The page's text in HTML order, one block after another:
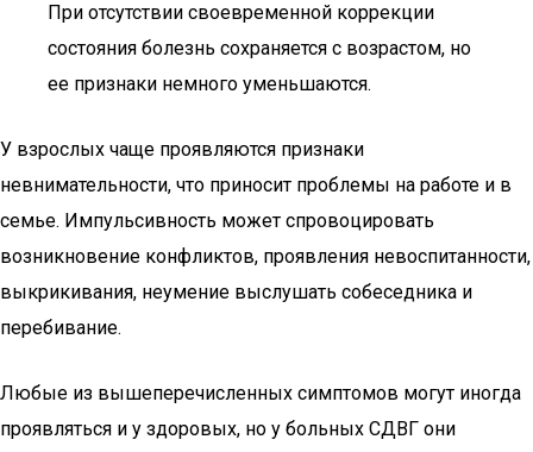
При отсутствии своевременной коррекции
состояния болезнь сохраняется с возрастом, но
ее признаки немного уменьшаются.
У взрослых чаще проявляются признаки
невнимательности, что приносит проблемы на работе и в
семье. Импульсивность может спровоцировать
возникновение конфликтов, проявления невоспитанности,
выкрикивания, неумение выслушать собеседника и
перебивание.
Любые из вышеперечисленных симптомов могут иногда
проявляться и у здоровых, но у больных СДВГ они